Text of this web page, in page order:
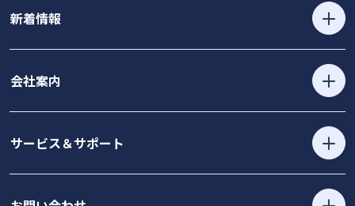
新着情報
会社案内
サービス＆サポート